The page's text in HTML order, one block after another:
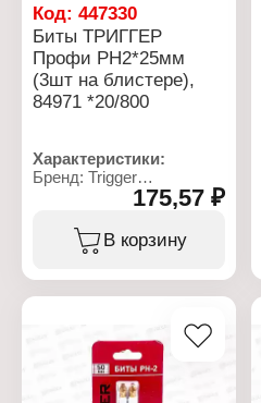
Код: 447330
Биты ТРИГГЕР
Профи PH2*25мм
(3шт на блистере),
84971 *20/800
Характеристики:
Бренд: Trigger
Артикул: 84971
Тип товара: Бита
Назначение: для
Наконечник: PH2
Длина: 25 мм
Количество: 3 шт
175,57 ₽
В корзину